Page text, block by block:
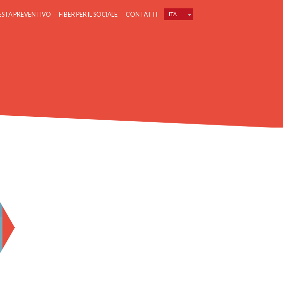
ITA
PREVENTIVO FIBER PER IL SOCIALE CONTATTI